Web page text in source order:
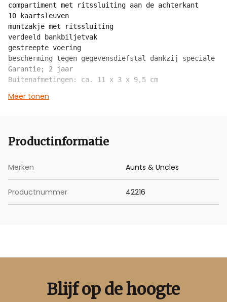
compartiment met ritssluiting aan de achterkant
10 kaartsleuven
muntzakje met ritssluiting
verdeeld bankbiljetvak
gestreepte voering
bescherming tegen gegevensdiefstal dankzij speciale
Garantie; 2 jaar
Buitenafmetingen: ca. 11 x 3 x 9,5 cm
Meer tonen
Productinformatie
Merken Aunts & Uncles
Productnummer 42216
Blijf op de hoogte